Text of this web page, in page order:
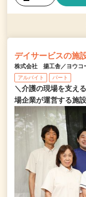
デイサービスの施
株式会社 揚工舎／ヨウコ
アルバイト パート
＼介護の現場を支え
場企業が運営する施